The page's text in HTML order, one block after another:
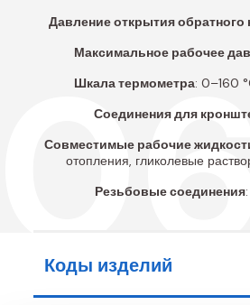
Давление открытия обратного
Максимальное рабочее
Шкала термометра: 0–160
Соединения для
Совместимые рабочие
отопления, гликолевые
Резьбовые соединения
Коды изделий